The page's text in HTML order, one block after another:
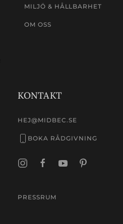
MILJÖ & HÅLLBARHET
OM OSS
KONTAKT
HEJ@MIDBEC.SE
BOKA RÅDGIVNING
PRESSRUM